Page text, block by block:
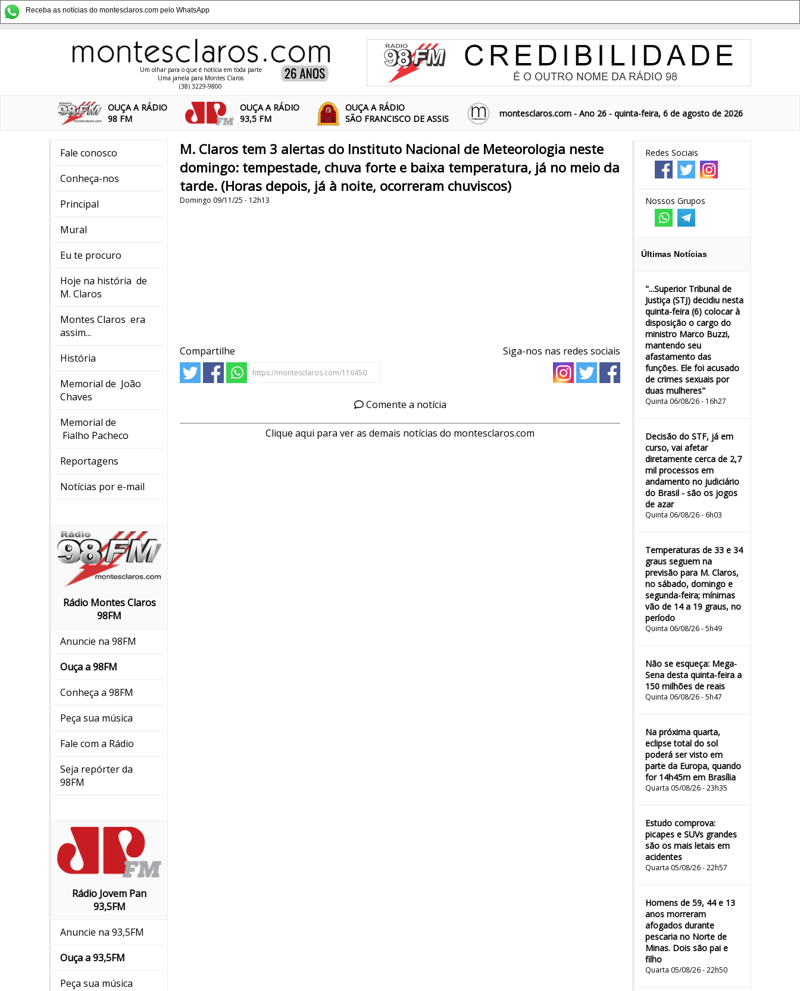
Receba as notícias do montesclaros.com pelo WhatsApp
Um olhar para o que é notícia em toda parte
Uma janela para Montes Claros
(38) 3229-9800
OUÇA A RÁDIO
98 FM
OUÇA A RÁDIO
93,5 FM
OUÇA A RÁDIO
SÃO FRANCISCO DE ASSIS
montesclaros.com - Ano 26 - quinta-feira, 6 de agosto de 2026
Fale conosco
Conheça-nos
Principal
Mural
Eu te procuro
Hoje na história de
M. Claros
Montes Claros era
assim...
História
Memorial de João
Chaves
Memorial de
Fialho Pacheco
Reportagens
Notícias por e-mail
Rádio Montes Claros
98FM
Anuncie na 98FM
Ouça a 98FM
Conheça a 98FM
Peça sua música
Fale com a Rádio
Seja repórter da
98FM
Rádio Jovem Pan
93,5FM
Anuncie na 93,5FM
Ouça a 93,5FM
Peça sua música
Redes Sociais
Nossos Grupos
Últimas Notícias
"...Superior Tribunal de
Justiça (STJ) decidiu nesta
quinta-feira (6) colocar à
disposição o cargo do
ministro Marco Buzzi,
mantendo seu
afastamento das
funções. Ele foi acusado
de crimes sexuais por
duas mulheres"
Quinta 06/08/26 - 16h27
Decisão do STF, já em
curso, vai afetar
diretamente cerca de 2,7
mil processos em
andamento no judiciário
do Brasil - são os jogos
de azar
Quinta 06/08/26 - 6h03
Temperaturas de 33 e 34
graus seguem na
previsão para M. Claros,
no sábado, domingo e
segunda-feira; mínimas
vão de 14 a 19 graus, no
período
Quinta 06/08/26 - 5h49
Não se esqueça: Mega-
Sena desta quinta-feira a
150 milhões de reais
Quinta 06/08/26 - 5h47
Na próxima quarta,
eclipse total do sol
poderá ser visto em
parte da Europa, quando
for 14h45m em Brasília
Quarta 05/08/26 - 23h35
Estudo comprova:
picapes e SUVs grandes
são os mais letais em
acidentes
Quarta 05/08/26 - 22h57
Homens de 59, 44 e 13
anos morreram
afogados durante
pescaria no Norte de
Minas. Dois são pai e
filho
Quarta 05/08/26 - 22h50
M. Claros tem 3 alertas do Instituto Nacional de Meteorologia neste
domingo: tempestade, chuva forte e baixa temperatura, já no meio da
tarde. (Horas depois, já à noite, ocorreram chuviscos)
Domingo 09/11/25 - 12h13
Compartilhe Siga-nos nas redes sociais
Comente a notícia
Clique aqui para ver as demais notícias do montesclaros.com